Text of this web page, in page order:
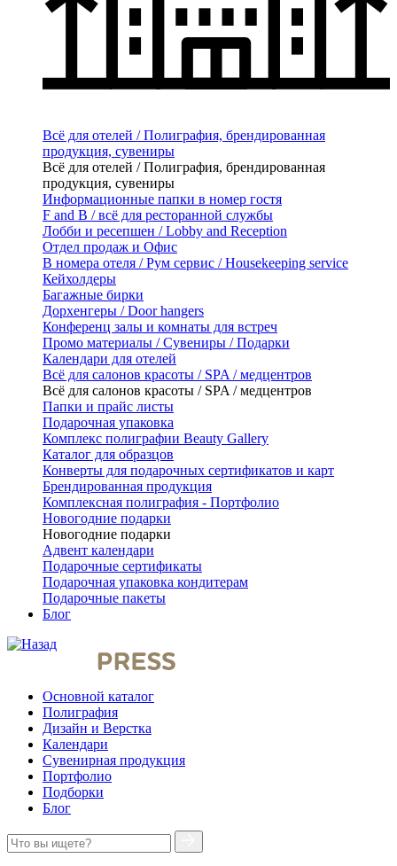
Всё для отелей / Полиграфия, брендированная
продукция, сувениры
Всё для отелей / Полиграфия, брендированная
продукция, сувениры
Информационные папки в номер гостя
F and B / всё для ресторанной службы
Лобби и ресепшен / Lobby and Reception
Отдел продаж и Офис
В номера отеля / Рум сервис / Housekeeping service
Кейхолдеры
Багажные бирки
Дорхенгеры / Door hangers
Конференц залы и комнаты для встреч
Промо материалы / Сувениры / Подарки
Календари для отелей
Всё для салонов красоты / SPA / медцентров
Всё для салонов красоты / SPA / медцентров
Папки и прайс листы
Подарочная упаковка
Комплекс полиграфии Beauty Gallery
Каталог для образцов
Конверты для подарочных сертификатов и карт
Брендированная продукция
Комплексная полиграфия - Портфолио
Новогодние подарки
Новогодние подарки
Адвент календари
Подарочные сертификаты
Подарочная упаковка кондитерам
Подарочные пакеты
Блог
Основной каталог
Полиграфия
Дизайн и Верстка
Календари
Сувенирная продукция
Портфолио
Подборки
Блог